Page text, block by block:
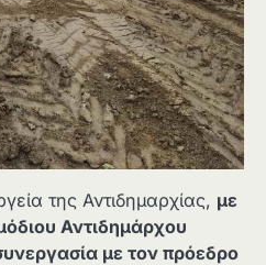
της Αντιδημαρχίας, με
Αντιδημάρχου
με τον πρόεδρο